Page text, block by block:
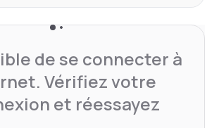
de se connecter à
Vérifiez votre
et réessayez